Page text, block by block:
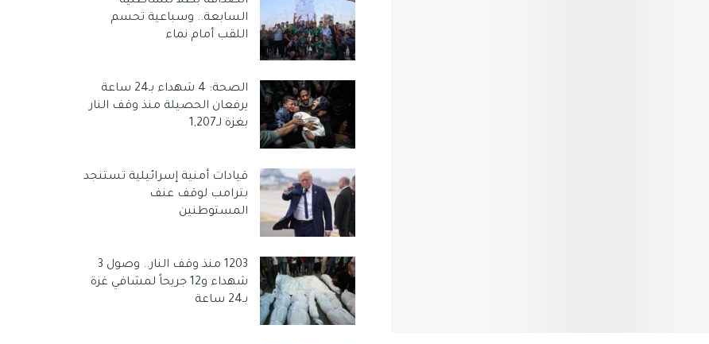
السابعة.. وسباعية تحسم
اللقب أمام نماء
الصحة: 4 شهداء بـ24 ساعة
يرفعان الحصيلة منذ وقف النار
بغزة لـ1,207
قيادات أمنية إسرائيلية تستنجد
بترامب لوقف عنف
المستوطنين
1203 منذ وقف النار.. وصول 3
شهداء و12 جريحاً لمشافي غزة
بـ24 ساعة